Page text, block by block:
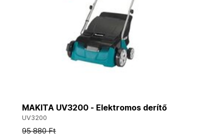
MAKITA UV3200 - Elektromos derítő
UV3200
95 880 Ft